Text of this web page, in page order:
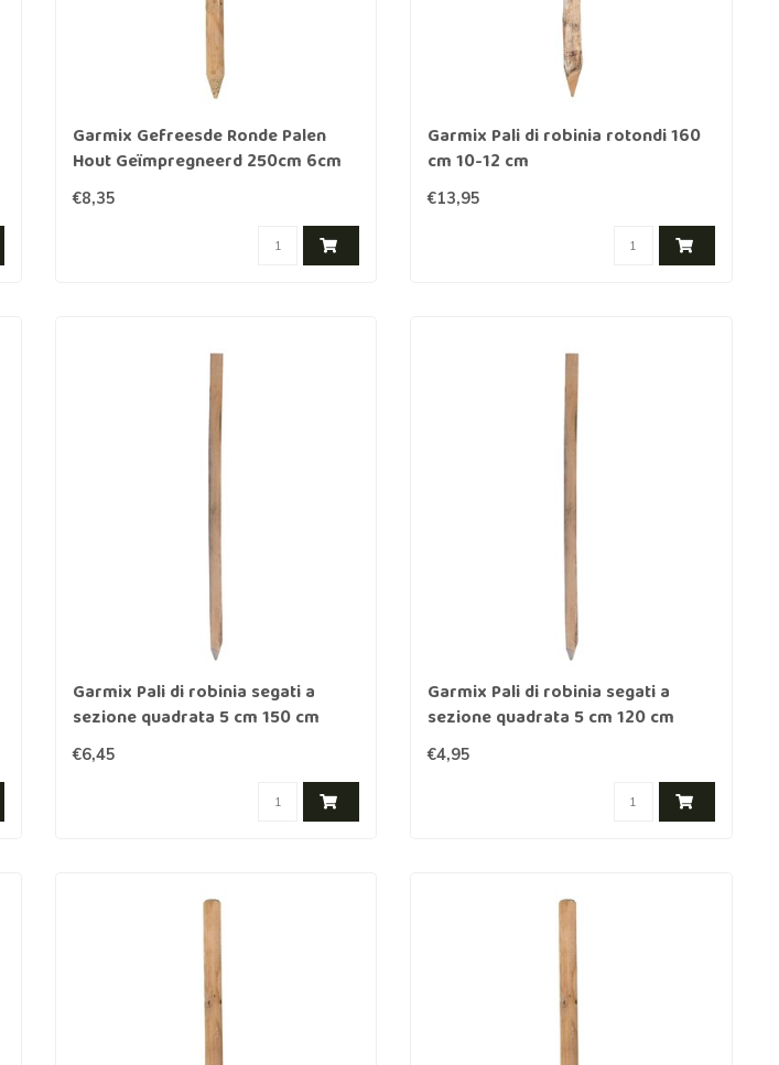
Garmix Gefreesde Ronde Palen
Hout Geïmpregneerd 250cm 6cm
€8,35
Garmix Pali di robinia rotondi 160
cm 10-12 cm
€13,95
Garmix Pali di robinia segati a
sezione quadrata 5 cm 150 cm
€6,45
Garmix Pali di robinia segati a
sezione quadrata 5 cm 120 cm
€4,95